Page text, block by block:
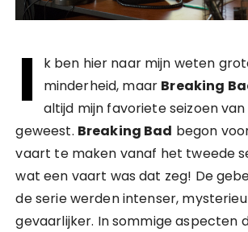
I
k ben hier naar mijn weten
minderheid, maar Breaking
altijd mijn favoriete seizoen
geweest. Breaking Bad begon
vaart te maken vanaf het tweede
wat een vaart was dat zeg! De
de serie werden intenser,
gevaarlijker. In sommige aspecten